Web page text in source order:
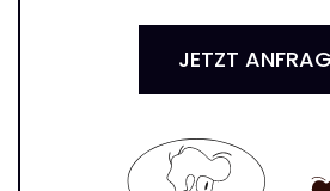
JETZT